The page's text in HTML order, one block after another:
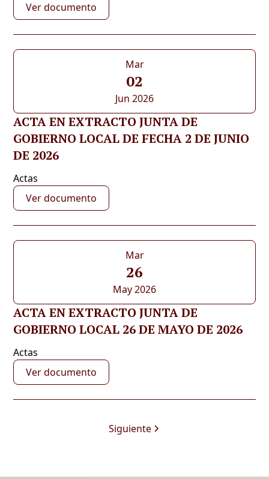
Ver documento
Mar
02
Jun 2026
ACTA EN EXTRACTO JUNTA DE
GOBIERNO LOCAL DE FECHA 2 DE JUNIO
DE 2026
Actas
Ver documento
Mar
26
May 2026
ACTA EN EXTRACTO JUNTA DE
GOBIERNO LOCAL 26 DE MAYO DE 2026
Actas
Ver documento
Siguiente